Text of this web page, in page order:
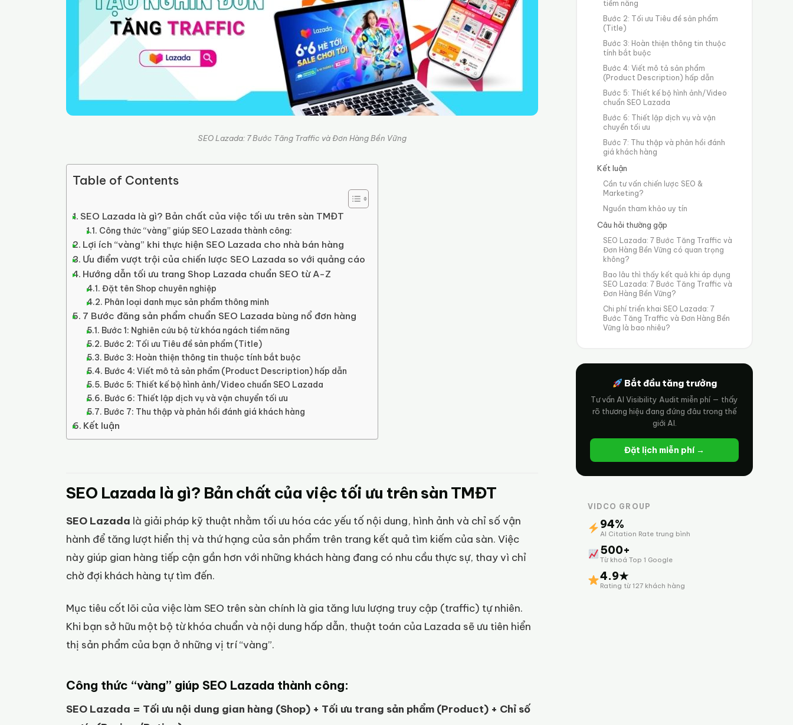
SEO Lazada: 7 Bước Tăng Traffic và Đơn Hàng Bền Vững
Table of Contents
SEO Lazada là gì? Bản chất của việc tối ưu trên sàn TMĐT
Công thức “vàng” giúp SEO Lazada thành công:
Lợi ích “vàng” khi thực hiện SEO Lazada cho nhà bán hàng
Ưu điểm vượt trội của chiến lược SEO Lazada so với quảng cáo
Hướng dẫn tối ưu trang Shop Lazada chuẩn SEO từ A-Z
Đặt tên Shop chuyên nghiệp
Phân loại danh mục sản phẩm thông minh
7 Bước đăng sản phẩm chuẩn SEO Lazada bùng nổ đơn hàng
Bước 1: Nghiên cứu bộ từ khóa ngách tiềm năng
Bước 2: Tối ưu Tiêu đề sản phẩm (Title)
Bước 3: Hoàn thiện thông tin thuộc tính bắt buộc
Bước 4: Viết mô tả sản phẩm (Product Description) hấp dẫn
Bước 5: Thiết kế bộ hình ảnh/Video chuẩn SEO Lazada
Bước 6: Thiết lập dịch vụ và vận chuyển tối ưu
Bước 7: Thu thập và phản hồi đánh giá khách hàng
Kết luận
SEO Lazada là gì? Bản chất của việc tối ưu trên sàn TMĐT
SEO Lazada là giải pháp kỹ thuật nhằm tối ưu hóa các yếu tố nội dung, hình ảnh và chỉ số vận
hành để tăng lượt hiển thị và thứ hạng của sản phẩm trên trang kết quả tìm kiếm của sàn. Việc
này giúp gian hàng tiếp cận gần hơn với những khách hàng đang có nhu cầu thực sự, thay vì chỉ
chờ đợi khách hàng tự tìm đến.
Mục tiêu cốt lõi của việc làm SEO trên sàn chính là gia tăng lưu lượng truy cập (traffic) tự nhiên.
Khi bạn sở hữu một bộ từ khóa chuẩn và nội dung hấp dẫn, thuật toán của Lazada sẽ ưu tiên hiển
thị sản phẩm của bạn ở những vị trí “vàng”.
Công thức “vàng” giúp SEO Lazada thành công:
SEO Lazada = Tối ưu nội dung gian hàng (Shop) + Tối ưu trang sản phẩm (Product) + Chỉ số
tiềm năng
Bước 2: Tối ưu Tiêu đề sản phẩm
(Title)
Bước 3: Hoàn thiện thông tin thuộc
tính bắt buộc
Bước 4: Viết mô tả sản phẩm
(Product Description) hấp dẫn
Bước 5: Thiết kế bộ hình ảnh/Video
chuẩn SEO Lazada
Bước 6: Thiết lập dịch vụ và vận
chuyển tối ưu
Bước 7: Thu thập và phản hồi đánh
giá khách hàng
Kết luận
Cần tư vấn chiến lược SEO &
Marketing?
Nguồn tham khảo uy tín
Câu hỏi thường gặp
SEO Lazada: 7 Bước Tăng Traffic và
Đơn Hàng Bền Vững có quan trọng
không?
Bao lâu thì thấy kết quả khi áp dụng
SEO Lazada: 7 Bước Tăng Traffic và
Đơn Hàng Bền Vững?
Chi phí triển khai SEO Lazada: 7
Bước Tăng Traffic và Đơn Hàng Bền
Vững là bao nhiêu?
Bắt đầu tăng trưởng
Tư vấn AI Visibility Audit miễn phí — thấy
rõ thương hiệu đang đứng đâu trong thế
giới AI.
Đặt lịch miễn phí →
VIDCO GROUP
94%
AI Citation Rate trung bình
500+
Từ khoá Top 1 Google
4.9★
Rating từ 127 khách hàng